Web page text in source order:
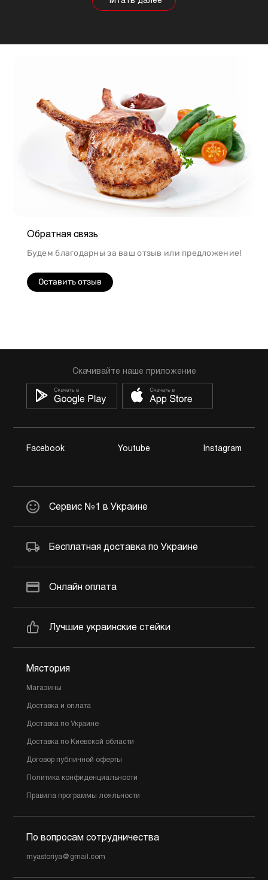
зависимости от животного свойства продукта
подходит для шашлыка, а мясо перепела отлично
Обратная связь
Будем благодарны за ваш отзыв или предложение!
Оставить отзыв
Скачивайте наше приложение
Facebook Youtube Instagram
Сервис №1 в Украине
Бесплатная доставка по Украине
Онлайн оплата
Лучшие украинские стейки
Мястория
Магазины
Доставка и оплата
Доставка по Украине
Доставка по Киевской области
Договор публичной оферты
Политика конфиденциальности
Правила программы лояльности
По вопросам сотрудничества
myastoriya@gmail.com